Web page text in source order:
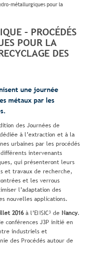
métallurgiques pour la
– PROCÉDÉS
POUR LA
DES
une journée
métaux par les
des Journées de
à l’extraction et à la
urbaines par les procédés
intervenants
qui présenteront leurs
et travaux de recherche,
et les verrous
l’adaptation des
nouvelles applications.
2016à l’ENSIC³ de Nancy.
conférences J3P initié en
industriels et
des Procédés autour de